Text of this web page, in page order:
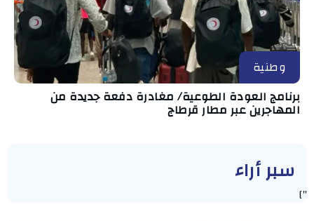
وطنية
برنامج العودة الطوعية/ مغادرة دفعة جديدة من
المهاجرين عبر مطار قرطاج
سبر أراء
"]